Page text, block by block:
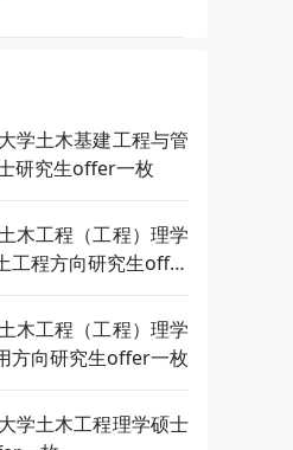
学土木基建工程与管
研究生offer一枚
木工程（工程）理学
工程方向研究生offer
木工程（工程）理学
方向研究生offer一枚
学土木工程理学硕士